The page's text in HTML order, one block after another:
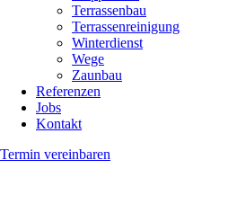
Terrassenbau
Terrassenreinigung
Winterdienst
Wege
Zaunbau
Referenzen
Jobs
Kontakt
Termin vereinbaren